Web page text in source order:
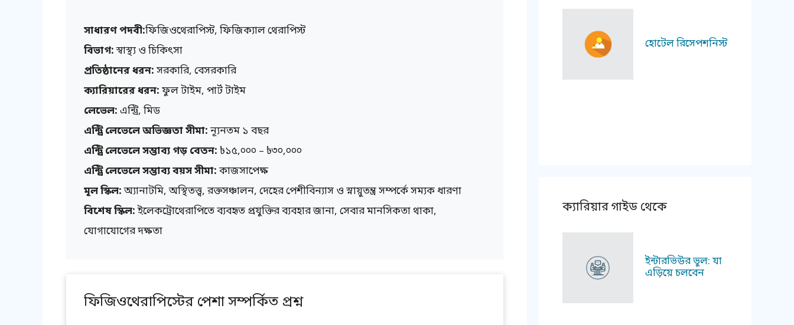
সাধারণ পদবী:ফিজিওথেরাপিস্ট, ফিজিক্যাল থেরাপিস্ট
বিভাগ:স্বাস্থ্য ও চিকিৎসা
প্রতিষ্ঠানের ধরন: সরকারি, বেসরকারি
ক্যারিয়ারের ধরন: ফুল টাইম, পার্ট টাইম
লেভেল: এন্ট্রি, মিড
এন্ট্রি লেভেলে অভিজ্ঞতা সীমা: ন্যূনতম ১ বছর
এন্ট্রি লেভেলে সম্ভাব্য গড় বেতন: ৳১৫,০০০ – ৳৩০,০০০
এন্ট্রি লেভেলে সম্ভাব্য বয়স সীমা: কাজসাপেক্ষ
মূল স্কিল:অ্যানাটমি, অস্থিতত্ত্ব, রক্তসঞ্চালন, দেহের পেশীবিন্যাস ও স্নায়ুতন্ত্র সম্পর্কে সম্যক ধারণা
বিশেষ স্কিল:ইলেকট্রোথেরাপিতে ব্যবহৃত প্রযুক্তির ব্যবহার জানা, সেবার মানসিকতা থাকা,
যোগাযোগের দক্ষতা
ফিজিওথেরাপিস্টের পেশা সম্পর্কিত প্রশ্ন
হোটেল রিসেপশনিস্ট
ক্যারিয়ার গাইড থেকে
ইন্টারভিউর ভুল: যা
এড়িয়ে চলবেন